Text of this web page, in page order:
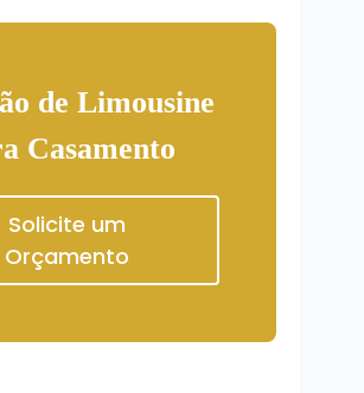
de Limousine
Casamento
Solicite um
Orçamento